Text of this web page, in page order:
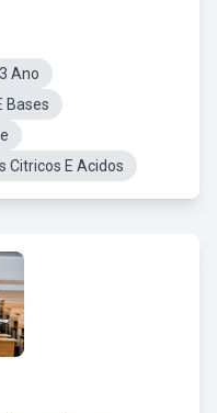
Ano
Bases
Citricos E Acidos